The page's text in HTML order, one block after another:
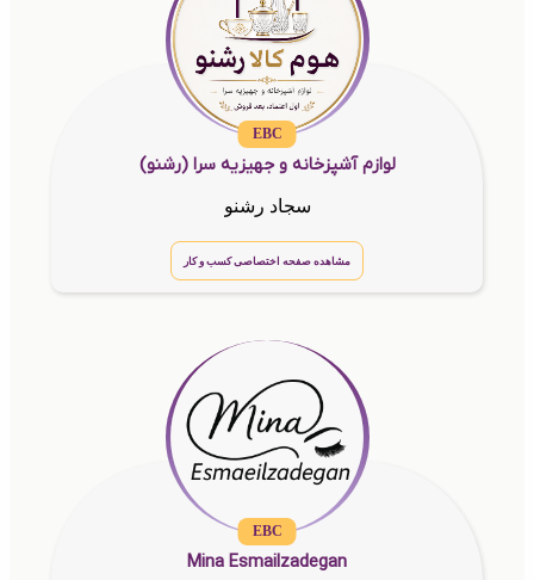
EBC
لوازم آشپزخانه و جهیزیه سرا (رشنو)
سجاد رشنو
مشاهده صفحه اختصاصی کسب و کار
EBC
Mina Esmailzadegan